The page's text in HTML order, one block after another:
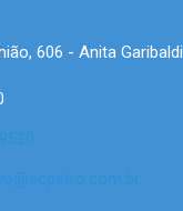
606 - Anita Garibaldi